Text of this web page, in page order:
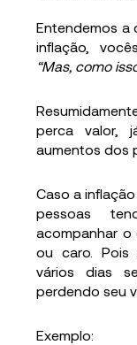
Entendemos a
inflação,
“Mas, como
perca valor,
aumentos dos
Caso a
pessoas
acompanhar
ou caro. Pois
vários dias
perdendo seu
Exemplo: